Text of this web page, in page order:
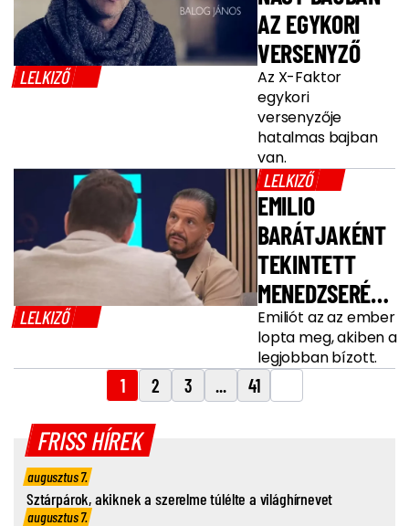
LELKIZŐ
AZ EGYKORI
VERSENYZŐ
Az X-Faktor
egykori
versenyzője
hatalmas bajban
van.
LELKIZŐ
LELKIZŐ
EMILIO
BARÁTJAKÉNT
TEKINTETT
MENEDZSERÉRE,
MÉGIS
MEGLOPTÁK
Emiliót az az ember
lopta meg, akiben a
legjobban bízott.
1 2 3 ... 41
FRISS HÍREK
augusztus 7.
Sztárpárok, akiknek a szerelme túlélte a világhírnevet
augusztus 7.